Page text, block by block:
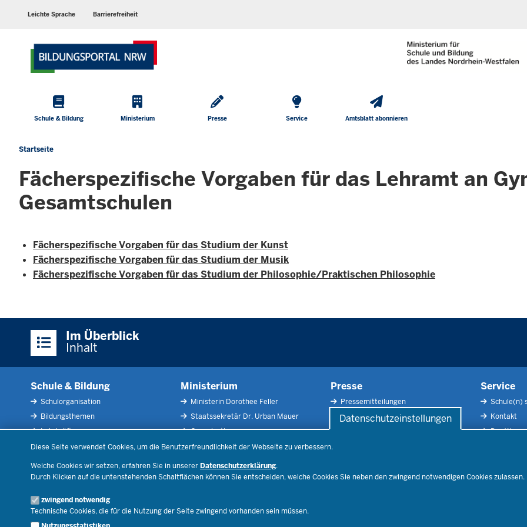
Datenschutzeinstellungen
Diese Seite verwendet Cookies, um die Benutzerfreundlichkeit der Webseite zu verbessern.
Welche Cookies wir setzen, erfahren Sie in unserer Datenschutzerklärung.
Durch Klicken auf die untenstehenden Schaltflächen können Sie entscheiden, welche Cookies Sie neben den zwingend notwendigen Cookies zulassen.
zwingend notwendig
Technische Cookies, die für die Nutzung der Seite zwingend vorhanden sein müssen.
Sprachen
Leichte Sprache Barrierefreiheit
Hauptmenü
Schule & Bildung Ministerium Presse Service Amtsblatt abonnieren
Sie
sich
hier
Startseite
Fächerspezifische Vorgaben für das Lehramt an
Gesamtschulen
Fächerspezifische Vorgaben für das Studium der Kunst
Fächerspezifische Vorgaben für das Studium der Musik
Fächerspezifische Vorgaben für das Studium der Philosophie/Praktischen Philosophie
Im Überblick
Inhalt
Schule & Bildung
Schulorganisation
Bildungsthemen
Lehrkräfte
Recht
Ministerium
Ministerin Dorothee Feller
Staatssekretär Dr. Urban Mauer
Organisation
Open Government
Bibliothek
Veranstaltungen
Presse
Pressemitteilungen
Pressefotos
Service
Schule(n)
Kontakt
Der Weg
RSS-Feed